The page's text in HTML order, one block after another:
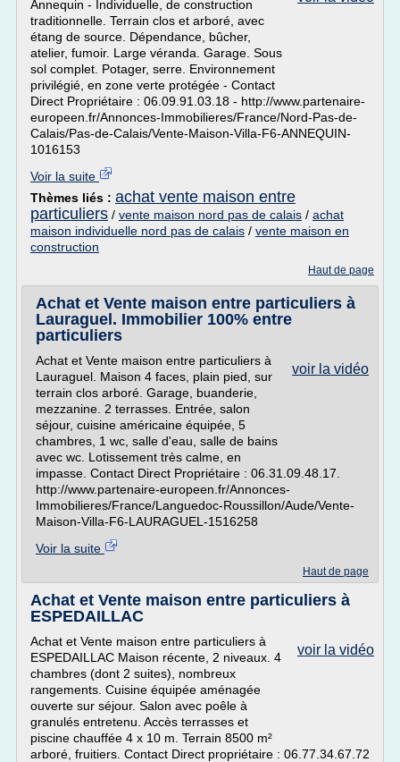
Annequin - Individuelle, de construction
traditionnelle. Terrain clos et arboré, avec
étang de source. Dépendance, bûcher,
atelier, fumoir. Large véranda. Garage. Sous
sol complet. Potager, serre. Environnement
privilégié, en zone verte protégée - Contact
Direct Propriétaire : 06.09.91.03.18 - http://www.partenaire-
europeen.fr/Annonces-Immobilieres/France/Nord-Pas-de-
Calais/Pas-de-Calais/Vente-Maison-Villa-F6-ANNEQUIN-
1016153
Voir la suite
Thèmes liés : achat vente maison entre
particuliers / vente maison nord pas de calais / achat
maison individuelle nord pas de calais / vente maison en
construction
Haut de page
Achat et Vente maison entre particuliers à
Lauraguel. Immobilier 100% entre
particuliers
voir la vidéo
Achat et Vente maison entre particuliers à
Lauraguel. Maison 4 faces, plain pied, sur
terrain clos arboré. Garage, buanderie,
mezzanine. 2 terrasses. Entrée, salon
séjour, cuisine américaine équipée, 5
chambres, 1 wc, salle d'eau, salle de bains
avec wc. Lotissement très calme, en
impasse. Contact Direct Propriétaire : 06.31.09.48.17.
http://www.partenaire-europeen.fr/Annonces-
Immobilieres/France/Languedoc-Roussillon/Aude/Vente-
Maison-Villa-F6-LAURAGUEL-1516258
Voir la suite
Haut de page
Achat et Vente maison entre particuliers à
ESPEDAILLAC
voir la vidéo
Achat et Vente maison entre particuliers à
ESPEDAILLAC Maison récente, 2 niveaux. 4
chambres (dont 2 suites), nombreux
rangements. Cuisine équipée aménagée
ouverte sur séjour. Salon avec poêle à
granulés entretenu. Accès terrasses et
piscine chauffée 4 x 10 m. Terrain 8500 m²
arboré, fruitiers. Contact Direct propriétaire : 06.77.34.67.72